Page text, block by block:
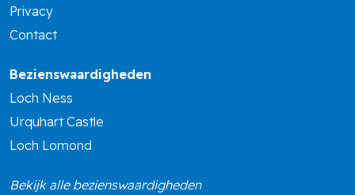
Privacy
Contact
Bezienswaardigheden
Loch Ness
Urquhart Castle
Loch Lomond
Bekijk alle bezienswaardigheden